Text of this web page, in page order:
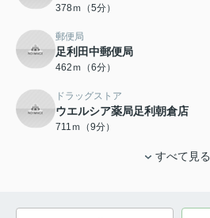
378ｍ（5分）
郵便局
足利田中郵便局
462ｍ（6分）
ドラッグストア
ウエルシア薬局足利朝倉店
711ｍ（9分）
すべて見る